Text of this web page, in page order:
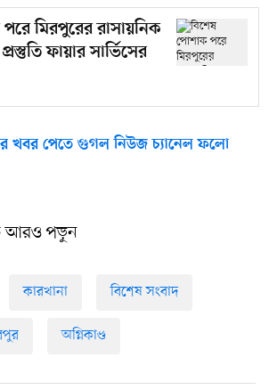
মিরপুরের রাসায়নিক
ফায়ার সার্ভিসের
খবর পেতে গুগল নিউজ চ্যানেল ফলো
আরও পড়ুন
কারখানা বিশেষ সংবাদ
অগ্নিকাণ্ড